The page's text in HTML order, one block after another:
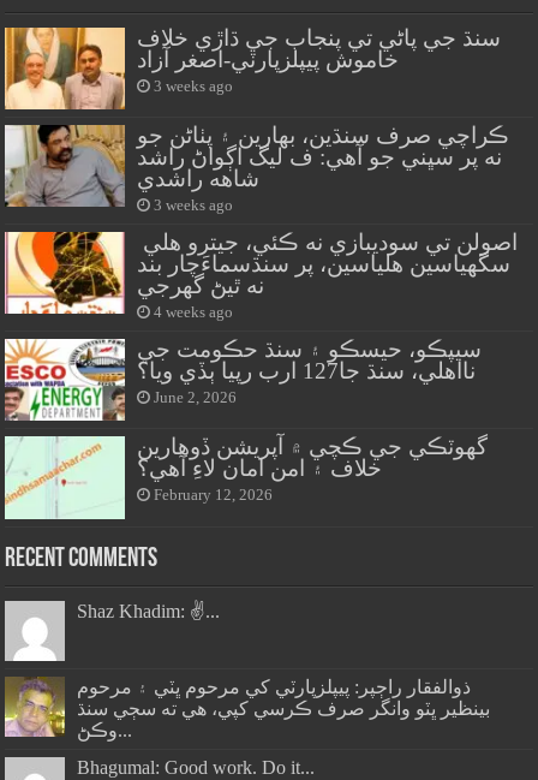
سنڌ جي پاڻي تي پنجاب جي ڌاڙي خلاف
خاموش پيپلزپارٽي-اصغر آزاد
3 weeks ago
ڪراچي صرف سنڌين، بهارين ۽ پٺاڻن جو
نه پر سڀني جو آهي: ف ليگ اڳواڻ راشد
شاهه راشدي
3 weeks ago
سگهياسين هلياسين، پر سنڌسماءَچار بند
نه ٿيڻ گهرجي
4 weeks ago
سيپڪو، حيسڪو ۽ سنڌ حڪومت جي
نااهلي، سنڌ جا127 ارب رپيا ٻڏي ويا؟
June 2, 2026
گهوٽڪي جي ڪچي ۾ آپريشن ڏوهارين
خلاف ۽ امن امان لاءِ آهي؟
February 12, 2026
Recent Comments
Shaz Khadim: ✌️...
ذوالفقار راڄپر: پيپلزپارٽي کي مرحوم ڀٽي ۽ مرحوم
بينظير ڀٽو وانگر صرف ڪرسي کپي، هي ته سڄي سنڌ
وڪڻ...
Bhagumal: Good work. Do it...